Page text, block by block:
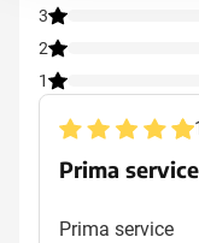
3
2
1
Prima service
Prima service